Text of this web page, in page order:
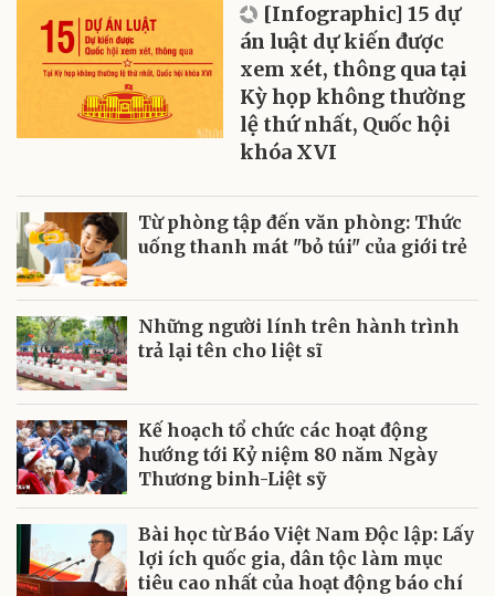
[Infographic] 15 dự
án luật dự kiến được
xem xét, thông qua tại
Kỳ họp không thường
lệ thứ nhất, Quốc hội
khóa XVI
Từ phòng tập đến văn phòng: Thức
uống thanh mát "bỏ túi" của giới trẻ
Những người lính trên hành trình
trả lại tên cho liệt sĩ
Kế hoạch tổ chức các hoạt động
hướng tới Kỷ niệm 80 năm Ngày
Thương binh-Liệt sỹ
Bài học từ Báo Việt Nam Độc lập: Lấy
lợi ích quốc gia, dân tộc làm mục
tiêu cao nhất của hoạt động báo chí